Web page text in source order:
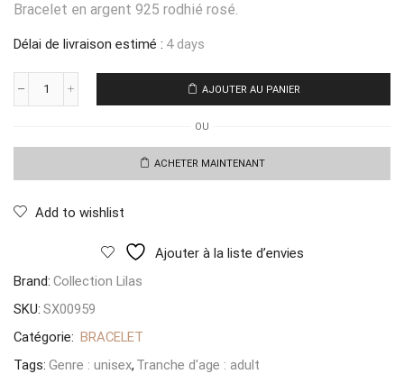
initial
était :
actuel
est :
Bracelet en argent 925 rodhié rosé.
Délai de livraison estimé : 4 days
quantité
Rosario
AJOUTER AU PANIER
OU
ACHETER MAINTENANT
Add to wishlist
Ajouter à la liste d’envies
Brand: Collection Lilas
SKU: SX00959
Catégorie: BRACELET
Tags: Genre : unisex, Tranche d'age : adult